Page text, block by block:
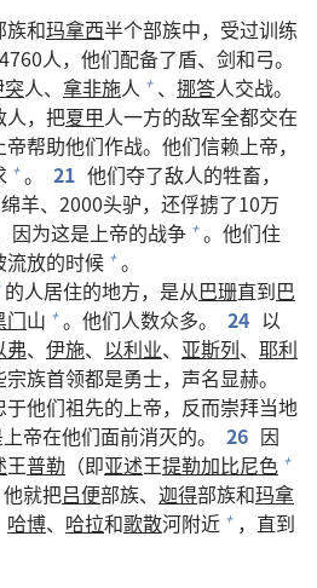
族和玛拿西半个部族中，受过训练
人，他们配备了盾、剑和弓。
人、 拿非施人 + 、 挪答人交战。
人，把夏甲人一方的敌军全都交在
帮助他们作战。他们信赖上帝，
+ 。 21 他们夺了敌人的牲畜，
羊、2000头驴，还俘掳了10万
因为这是上帝的战争 + 。他们住
流放的时候 + 。
的人居住的地方，是从巴珊直到巴
门山 + 。他们人数众多。 24 以
弗、 伊施、 以利业、 亚斯列、 耶利
族首领都是勇士，声名显赫。
他们祖先的上帝，反而崇拜当地
帝在他们面前消灭的。 26 因
王普勒 （即亚述王提勒加比尼色 +
他就把吕便部族、 迦得部族和玛拿
哈博、 哈拉和歌散河附近 + ，直到